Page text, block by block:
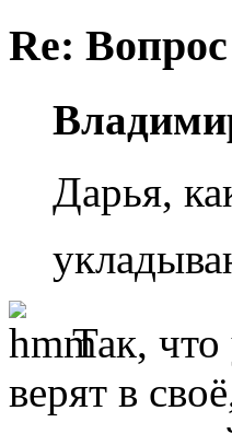
Re:
Дарья,
Так, что
верят в